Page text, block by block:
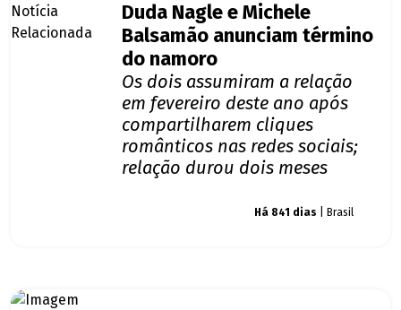
Duda Nagle e Michele
Balsamão anunciam término
do namoro
Os dois assumiram a relação
em fevereiro deste ano após
compartilharem cliques
românticos nas redes sociais;
relação durou dois meses
Há 841 dias | Brasil